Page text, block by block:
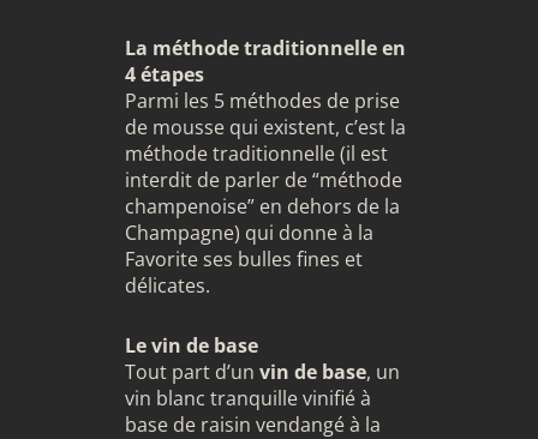
La méthode traditionnelle en
4 étapes
Parmi les 5 méthodes de prise
de mousse qui existent, c’est la
méthode traditionnelle(il est
interdit de parler de “méthode
champenoise” en dehors de la
Champagne) qui donne à la
Favorite ses bulles fines et
délicates.
Le vin de base
Tout part d’un vin de base, un
vin blanc tranquille vinifié à
base de raisin vendangé à la